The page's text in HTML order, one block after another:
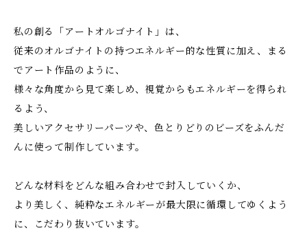
私の創る「アートオルゴナイト」は、
従来のオルゴナイトの持つエネルギー的な性質に加え、まる
でアート作品のように、
様々な角度から見て楽しめ、視覚からもエネルギーを得られ
るよう、
美しいアクセサリーパーツや、色とりどりのビーズをふんだ
んに使って制作しています。
どんな材料をどんな組み合わせで封入していくか、
より美しく、純粋なエネルギーが最大限に循環してゆくよう
に、こだわり抜いています。